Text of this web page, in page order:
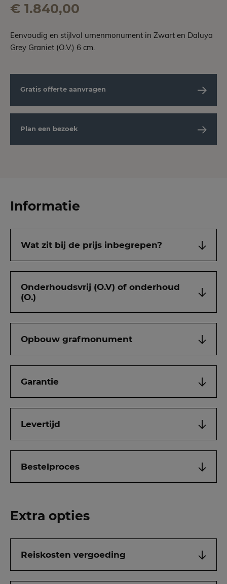
€ 1.840,00
Eenvoudig en stijlvol urnenmonument in Zwart en Daluya
Grey Graniet (O.V.) 6 cm.
Gratis offerte aanvragen
Plan een bezoek
Informatie
Wat zit bij de prijs inbegrepen?
Onderhoudsvrij (O.V) of onderhoud
(O.)
Opbouw grafmonument
Garantie
Levertijd
Bestelproces
Extra opties
Reiskosten vergoeding